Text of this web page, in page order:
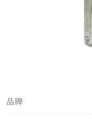
品牌: